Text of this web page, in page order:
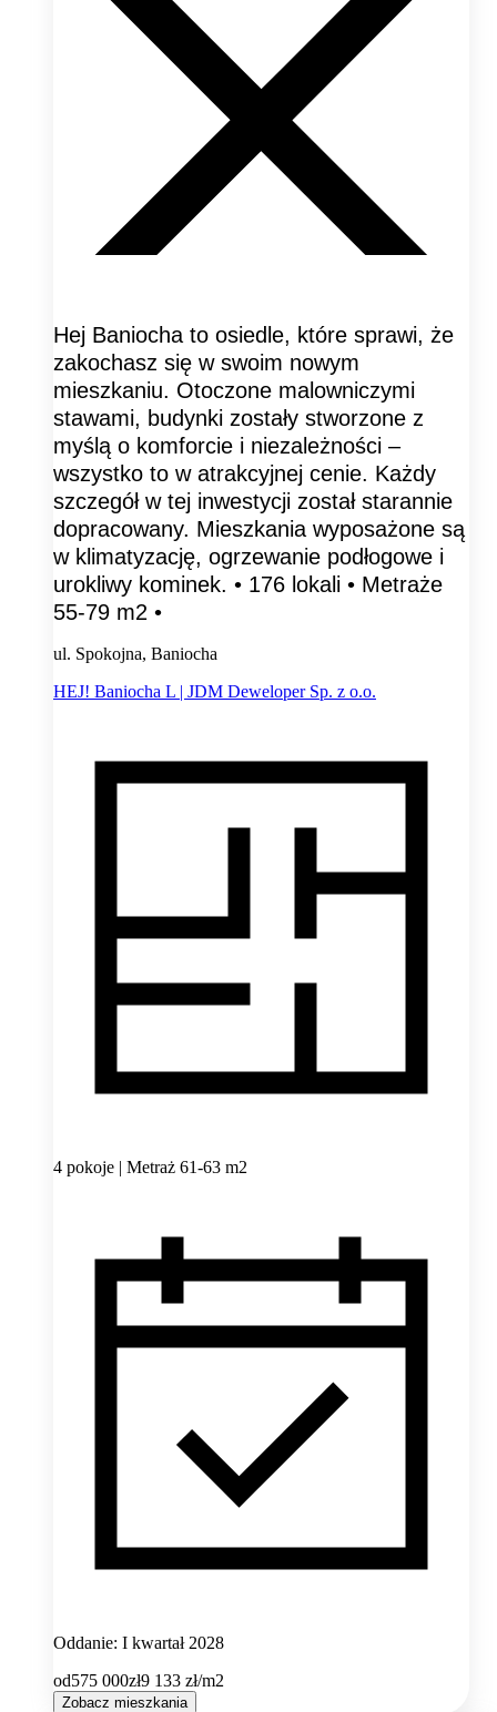
Hej Baniocha to osiedle, które sprawi, że
zakochasz się w swoim nowym
mieszkaniu. Otoczone malowniczymi
stawami, budynki zostały stworzone z
myślą o komforcie i niezależności –
wszystko to w atrakcyjnej cenie. Każdy
szczegół w tej inwestycji został starannie
dopracowany. Mieszkania wyposażone są
w klimatyzację, ogrzewanie podłogowe i
urokliwy kominek. • 176 lokali • Metraże
55-79 m2 •
ul. Spokojna, Baniocha
HEJ! Baniocha L | JDM Deweloper Sp. z o.o.
4 pokoje | Metraż 61-63 m2
Oddanie: I kwartał 2028
od575 000zł9 133 zł/m2
Zobacz mieszkania